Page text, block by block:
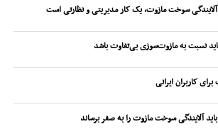
سوخت مازوت، یک کار مدیریتی و نظارتی است
نسبت به مازوت‌سوزی بی‌تفاوت باشد
کاربران ایرانی
آلایندگی سوخت مازوت را به صفر برساند